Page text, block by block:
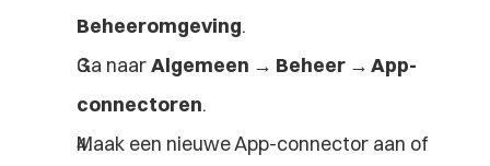
Beheeromgeving.
Ga naar Algemeen → Beheer → App-
connectoren.
Maak een nieuwe App-connector aan of